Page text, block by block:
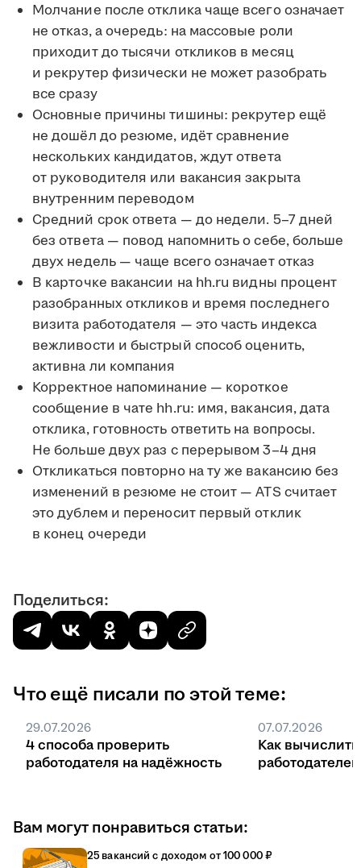
Молчание после отклика чаще всего означает
не отказ, а очередь: на массовые роли
приходит до тысячи откликов в месяц
и рекрутер физически не может разобрать
все сразу
Основные причины тишины: рекрутер ещё
не дошёл до резюме, идёт сравнение
нескольких кандидатов, ждут ответа
от руководителя или вакансия закрыта
внутренним переводом
Средний срок ответа — до недели. 5–7 дней
без ответа — повод напомнить о себе, больше
двух недель — чаще всего означает отказ
В карточке вакансии на hh.ru видны процент
разобранных откликов и время последнего
визита работодателя — это часть индекса
вежливости и быстрый способ оценить,
активна ли компания
Корректное напоминание — короткое
сообщение в чате hh.ru: имя, вакансия, дата
отклика, готовность ответить на вопросы.
Не больше двух раз с перерывом 3–4 дня
Откликаться повторно на ту же вакансию без
изменений в резюме не стоит — ATS считает
это дублем и переносит первый отклик
в конец очереди
Поделиться:
Что ещё писали по этой теме:
29.07.2026
4 способа проверить
работодателя на надёжность
07.07.2026
Как вычислить
Вам могут понравиться статьи:
25 вакансий с доходом от 100 000 ₽